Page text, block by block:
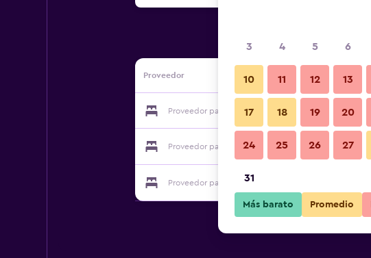
Proveedor
Proveedor para Logas Beach Studios
Proveedor para Logas Beach Studios
Proveedor para Logas Beach Studios
3 4 5 6
10 11 12 13
17 18 19 20
24 25 26 27
31
Más barato Promedio